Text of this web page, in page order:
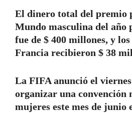
El dinero total del premio
Mundo masculina del año
fue de $ 400 millones, y los
Francia recibieron $ 38
La FIFA anunció el
organizar una convención
mujeres este mes de junio